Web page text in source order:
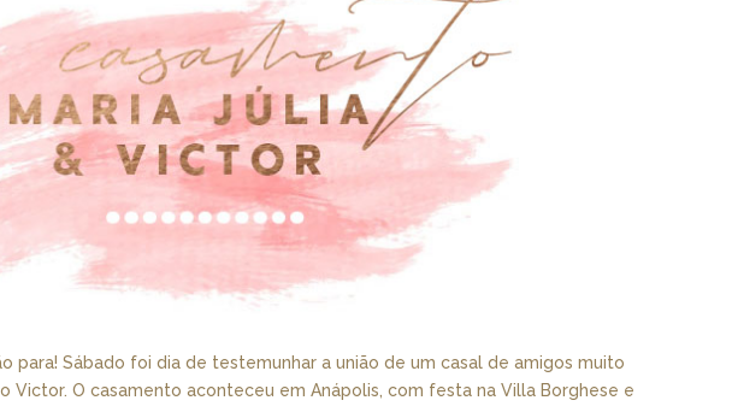
para! Sábado foi dia de testemunhar a união de um casal de amigos muito
Victor. O casamento aconteceu em Anápolis, com festa na Villa Borghese e